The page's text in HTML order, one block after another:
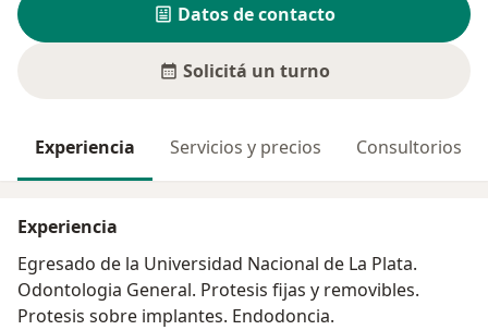
Datos de contacto
Solicitá un turno
Experiencia Servicios y precios Consultorios
Experiencia
Egresado de la Universidad Nacional de La Plata.
Odontologia General. Protesis fijas y removibles.
Protesis sobre implantes. Endodoncia.